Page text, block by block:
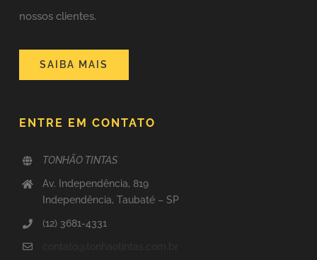
nossos clientes.
SAIBA MAIS
ENTRE EM CONTATO
TONHÃO TINTAS
Av. Independência, 819
Independência, Taubaté – SP
(12) 3681-4331